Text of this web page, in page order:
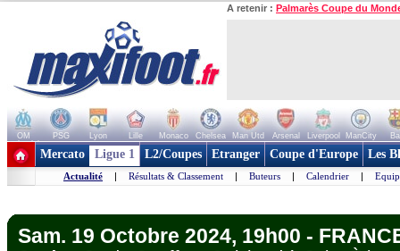
A retenir : Palmarès Coupe du
OM PSG Lyon Lille Monaco Chelsea Man Utd Arsenal Liverpool ManCity
+ de clubs
Mercato Ligue 1 L2/Coupes Etranger Coupe d'Europe Les
Actualité | Résultats & Classement | Buteurs | Calendrier |
Sam. 19 Octobre 2024, 19h00 -